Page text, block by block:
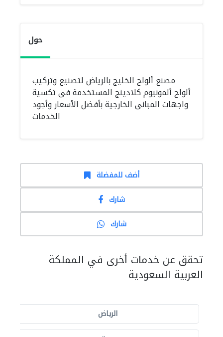
حول
مصنع ألواح الخليج بالرياض لتصنيع وتركيب
ألواح ألمونيوم كلادينج المستخدمة فى تكسية
واجهات المبانى الخارجية بأفضل الأسعار وأجود
الخدمات
أضف للمفضلة
شارك
شارك
تحقق عن خدمات أخرى في المملكة
العربية السعودية
الرياض